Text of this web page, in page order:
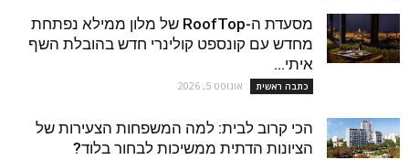
מסעדת ה-RoofTop של מלון ממילא נפתחת
מחדש עם קונספט קולינרי חדש בהובלת השף
איתי...
כתבה ראשית אוגוסט 5, 2026
הכי קרוב לבית: למה המשפחות הצעירות של
הציונות הדתית ממשיכות לבחור בלוד?